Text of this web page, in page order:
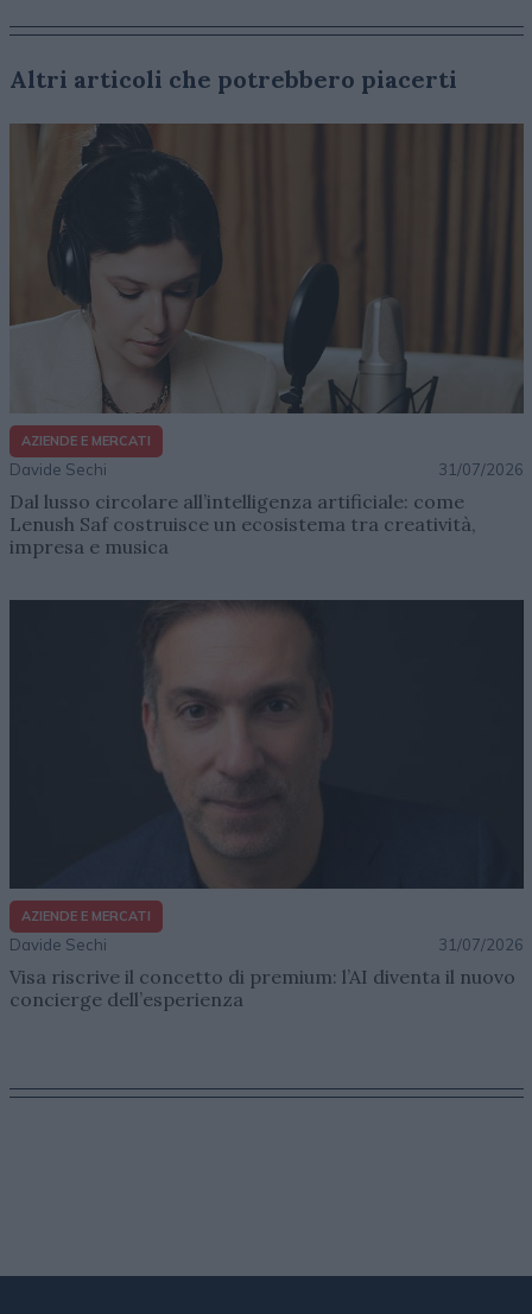
Altri articoli che potrebbero piacerti
AZIENDE E MERCATI
Davide Sechi 31/07/2026
Dal lusso circolare all’intelligenza artificiale: come
Lenush Saf costruisce un ecosistema tra creatività,
impresa e musica
AZIENDE E MERCATI
Davide Sechi 31/07/2026
Visa riscrive il concetto di premium: l’AI diventa il nuovo
concierge dell’esperienza